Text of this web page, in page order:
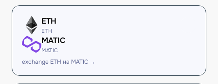
ETH
ETH
MATIC
MATIC
exchange ETH на MATIC →